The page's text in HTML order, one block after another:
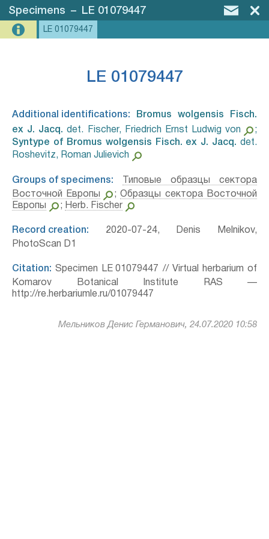
Specimens – LE 01079447
LE 01079447
LE 01079447
Additional identifications:
Bromus wolgensis Fisch.
ex J. Jacq.⁣ det. Fischer, Friedrich Ernst Ludwig von
;
Syntype of Bromus wolgensis Fisch. ex J. Jacq.⁣ det.
Roshevitz, Roman Julievich
Groups of specimens:
Типовые образцы сектора
Восточной Европы
;Образцы сектора Восточной
Европы
; Herb. Fischer
Record creation: 2020-07-24, Denis Melnikov,
PhotoScan D1
Citation: Specimen LE 01079447 // Virtual herbarium of
Komarov Botanical Institute RAS —
http://re.herbariumle.ru/01079447
Мельников Денис Германович, 24.07.2020 10:58